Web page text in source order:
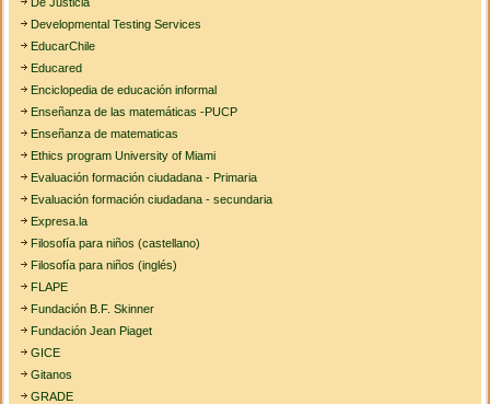
Developmental Testing Services
EducarChile
Educared
Enciclopedia de educación informal
Enseñanza de las matemáticas -PUCP
Enseñanza de matematicas
Ethics program University of Miami
Evaluación formación ciudadana - Primaria
Evaluación formación ciudadana - secundaria
Expresa.la
Filosofía para niños (castellano)
Filosofía para niños (inglés)
FLAPE
Fundación B.F. Skinner
Fundación Jean Piaget
GICE
Gitanos
GRADE